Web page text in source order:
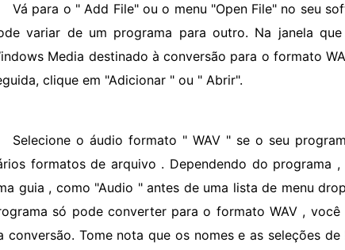
Vá para o " Add File" ou o menu "Open File" no seu
variar de um programa para outro. Na janela
Media destinado à conversão para o formato
clique em "Adicionar " ou " Abrir".
Selecione o áudio formato " WAV " se o seu
formatos de arquivo . Dependendo do programa
guia , como "Audio " antes de uma lista de menu
só pode converter para o formato WAV ,
conversão. Tome nota que os nomes e as seleções